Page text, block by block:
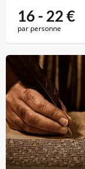
16 - 22€
par personne